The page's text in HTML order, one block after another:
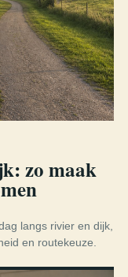
zo maak
langs rivier en dijk,
en routekeuze.